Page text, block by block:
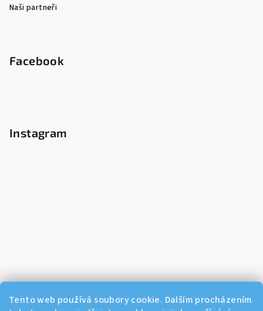
Tento web používá soubory cookie. Dalším procházením
Naši partneři
Facebook
Instagram